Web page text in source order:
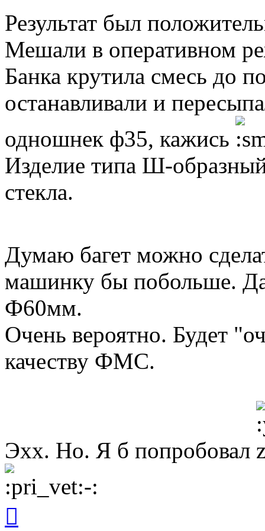
Результат был
Мешали в оперативном
Банка крутила смесь до
останавливали и
одношнек ф35, кажись
Изделие типа Ш-
стекла.
Думаю багет можно
машинку бы побольше.
Ф60мм.
Очень вероятно. Будет
качеству ФМС.
Эхх. Но. Я б попробовал
началу